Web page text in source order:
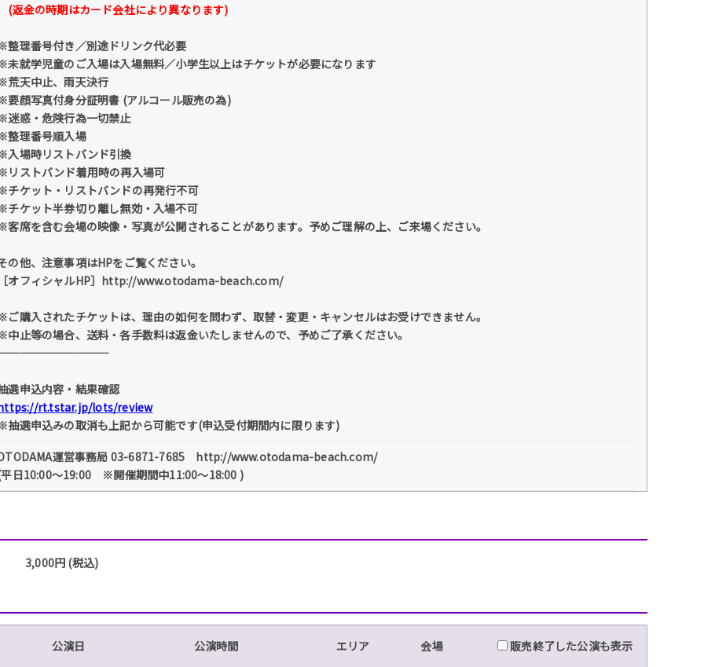
(返金の時期はカード会社により異なります)
整理番号付き／別途ドリンク代必要
未就学児童のご入場は入場無料／小学生以上はチケットが必要になります
荒天中止、雨天決行
要顔写真付身分証明書 (アルコール販売の為)
迷惑・危険行為一切禁止
整理番号順入場
入場時リストバンド引換
リストバンド着用時の再入場可
チケット・リストバンドの再発行不可
チケット半券切り離し無効・入場不可
客席を含む会場の映像・写真が公開されることがあります。予めご理解の上、ご来場ください。
の他、注意事項はHPをご覧ください。
［オフィシャルHP］http://www.otodama-beach.com/
ご購入されたチケットは、理由の如何を問わず、取替・変更・キャンセルはお受けできません。
中止等の場合、送料・各手数料は返金いたしませんので、予めご了承ください。
選申込内容・結果確認
rt.tstar.jp/lots/review
抽選申込みの取消も上記から可能です(申込受付期間内に限ります)
運営事務局 03-6871-7685 http://www.otodama-beach.com/
日10:00～19:00 ※開催期間中11:00～18:00 )
3,000円 (税込)
公演日 公演時間 エリア 会場 販売終了した公演も表示